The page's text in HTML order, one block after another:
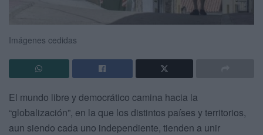
Imágenes cedidas
El mundo libre y democrático camina hacia la
“globalización”, en la que los distintos países y territorios,
aun siendo cada uno independiente, tienden a unir